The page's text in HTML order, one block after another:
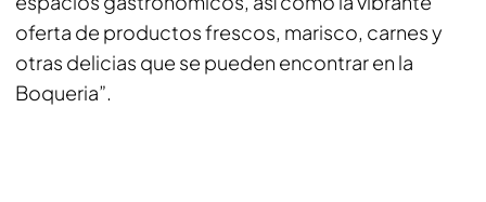
oferta de productos frescos, marisco, carnes y
otras delicias que se pueden encontrar en la
Boqueria”.